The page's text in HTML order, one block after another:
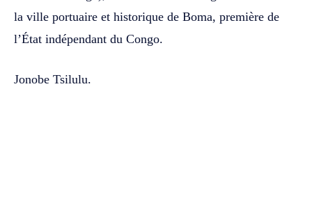
la ville portuaire et historique de Boma, première de
l’État indépendant du Congo.
Jonobe Tsilulu.